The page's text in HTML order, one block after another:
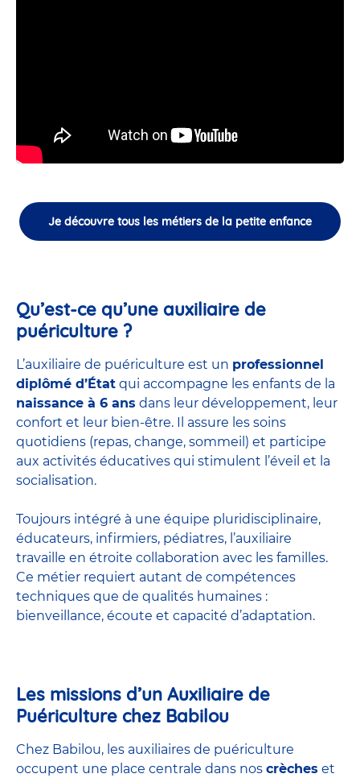
Je découvre tous les métiers de la petite enfance
Qu’est-ce qu’une auxiliaire de
puériculture ?
L’auxiliaire de puériculture est un professionnel
diplômé d’État qui accompagne les enfants de la
naissance à 6 ans dans leur développement, leur
confort et leur bien-être. Il assure les soins
quotidiens (repas, change, sommeil) et participe
aux activités éducatives qui stimulent l’éveil et la
socialisation.
Toujours intégré à une équipe pluridisciplinaire,
éducateurs, infirmiers, pédiatres, l’auxiliaire
travaille en étroite collaboration avec les familles.
Ce métier requiert autant de compétences
techniques que de qualités humaines :
bienveillance, écoute et capacité d’adaptation.
Les missions d’un Auxiliaire de
Puériculture chez Babilou
Chez Babilou, les auxiliaires de puériculture
occupent une place centrale dans nos crèches et